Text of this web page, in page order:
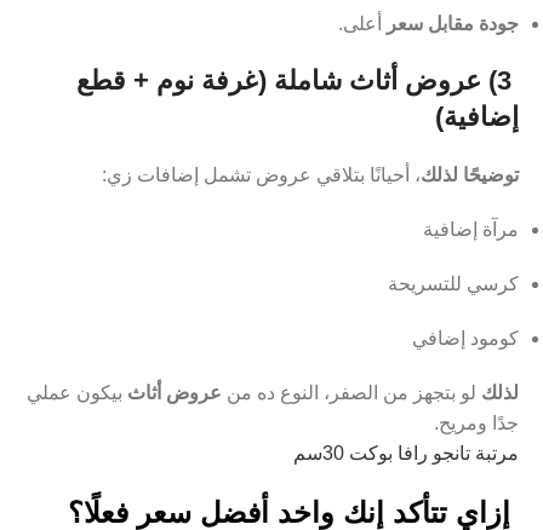
جودة مقابل سعر أعلى.
3) عروض أثاث شاملة (غرفة نوم + قطع
إضافية)
توضيحًا لذلك، أحيانًا بتلاقي عروض تشمل إضافات زي:
مرآة إضافية
كرسي للتسريحة
كومود إضافي
لذلك لو بتجهز من الصفر، النوع ده من عروض أثاث بيكون عملي
جدًا ومريح.
مرتبة تانجو رافا بوكت 30سم
إزاي تتأكد إنك واخد أفضل سعر فعلًا؟